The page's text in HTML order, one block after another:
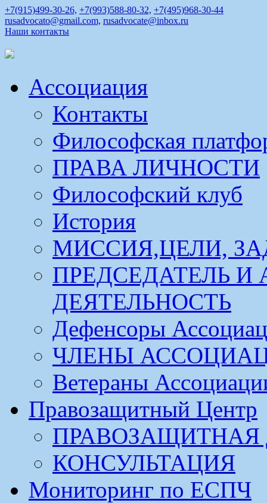
+7(915)499-30-26, +7(993)588-80-32, +7(495)968-30-44
rusadvocato@gmail.com, rusadvocate@inbox.ru
Наши контакты
Ассоциация
Контакты
Философская
ПРАВА ЛИЧНОСТИ
Философский клуб
История
МИССИЯ,ЦЕЛИ,
ПРЕДСЕДАТЕЛЬ И
ДЕЯТЕЛЬНОСТЬ
Дефенсоры
ЧЛЕНЫ
Ветераны
Правозащитный Центр
ПРАВОЗАЩИТНАЯ
КОНСУЛЬТАЦИЯ
Мониторинг по ЕСПЧ